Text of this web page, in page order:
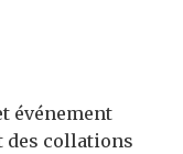
événement
des collations